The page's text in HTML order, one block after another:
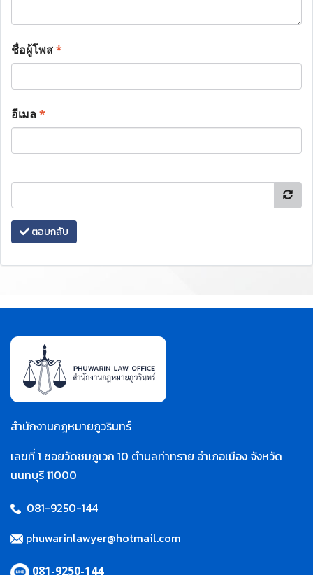
ชื่อผู้โพส*
อีเมล*
ตอบกลับ
สำนักงานกฎหมายภูวรินทร์
เลขที่ 1 ซอยวัดชมภูเวก 10 ตำบลท่าทราย อำเภอเมือง จังหวัด
นนทบุรี 11000
081-9250-144
phuwarinlawyer@hotmail.com
081-9250-144